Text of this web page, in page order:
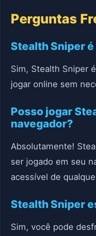
Perguntas
Stealth Sniper
Sim, Stealth Sniper
jogar online sem
Posso jogar
navegador?
Absolutamente!
ser jogado em seu
acessível de
Stealth Sniper
Sim, você pode